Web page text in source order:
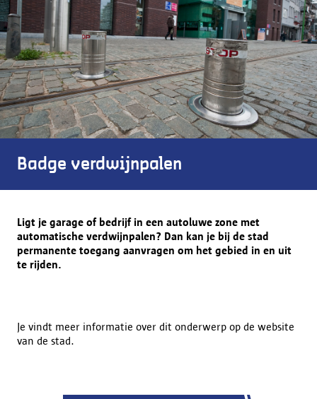
Badge verdwijnpalen
Ligt je garage of bedrijf in een autoluwe zone met
automatische verdwijnpalen? Dan kan je bij de stad
permanente toegang aanvragen om het gebied in en uit
te rijden.
Je vindt meer informatie over dit onderwerp op de website
van de stad.